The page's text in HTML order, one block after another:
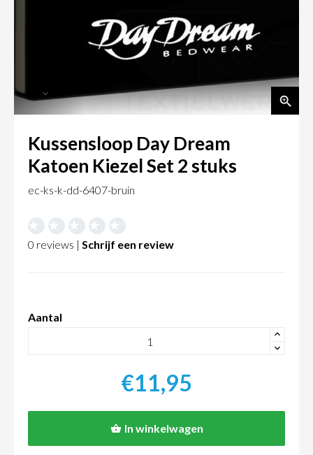
Kussensloop Day Dream
Katoen Kiezel Set 2 stuks
ec-ks-k-dd-6407-bruin
0 reviews | Schrijf een review
Aantal
+
-
€11,95
In winkelwagen